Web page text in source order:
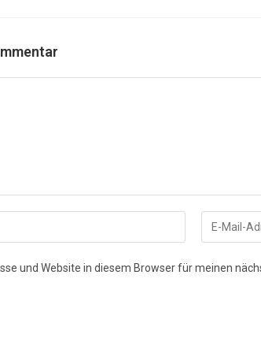
Gib
deine
und Website in diesem Browser für meinen